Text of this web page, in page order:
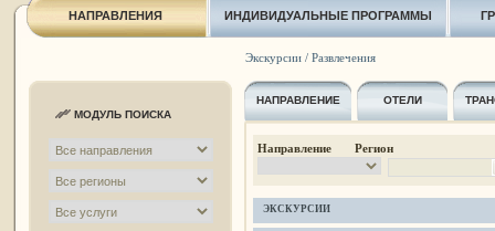
НАПРАВЛЕНИЯ ИНДИВИДУАЛЬНЫЕ ПРОГРАММЫ
МОДУЛЬ ПОИСКА
Экскурсии / Развлечения
НАПРАВЛЕНИЕ ОТЕЛИ
Направление Регион
ЭКСКУРСИИ